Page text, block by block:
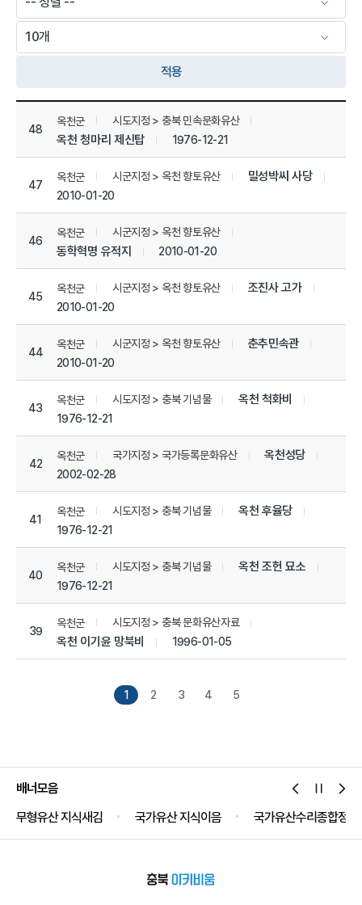
적용
상세정보 관리 목록
48
옥천군 시도지정 > 충북 민속문화유산
옥천 청마리 제신탑 1976-12-21
47
옥천군 시군지정 > 옥천 향토유산 밀성박씨 사당
2010-01-20
46
옥천군 시군지정 > 옥천 향토유산
동학혁명 유적지 2010-01-20
45
옥천군 시군지정 > 옥천 향토유산 조진사 고가
2010-01-20
44
옥천군 시군지정 > 옥천 향토유산 춘추민속관
2010-01-20
43
옥천군 시도지정 > 충북 기념물 옥천 척화비
1976-12-21
42
옥천군 국가지정 > 국가등록문화유산 옥천성당
2002-02-28
41
옥천군 시도지정 > 충북 기념물 옥천 후율당
1976-12-21
40
옥천군 시도지정 > 충북 기념물 옥천 조헌 묘소
1976-12-21
39
옥천군 시도지정 > 충북 문화유산자료
옥천 이기윤 망북비 1996-01-05
1 2 3 4 5
배너모음
무형유산 지식새김
국가유산 지식이음 국가유산수리종합정보